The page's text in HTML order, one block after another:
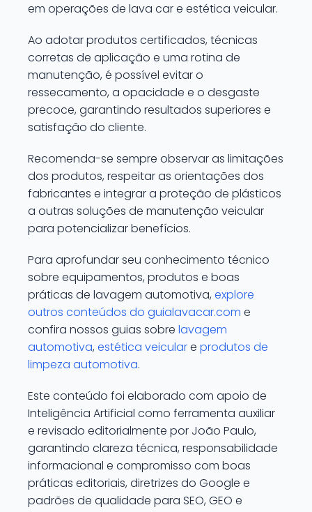
em operações de lava car e estética veicular.
Ao adotar produtos certificados, técnicas
corretas de aplicação e uma rotina de
manutenção, é possível evitar o
ressecamento, a opacidade e o desgaste
precoce, garantindo resultados superiores e
satisfação do cliente.
Recomenda-se sempre observar as limitações
dos produtos, respeitar as orientações dos
fabricantes e integrar a proteção de plásticos
a outras soluções de manutenção veicular
para potencializar benefícios.
Para aprofundar seu conhecimento técnico
sobre equipamentos, produtos e boas
práticas de lavagem automotiva, explore
outros conteúdos do guialavacar.com e
confira nossos guias sobre lavagem
automotiva, estética veiculare produtos de
limpeza automotiva.
Este conteúdo foi elaborado com apoio de
Inteligência Artificial como ferramenta auxiliar
e revisado editorialmente por João Paulo,
garantindo clareza técnica, responsabilidade
informacional e compromisso com boas
práticas editoriais, diretrizes do Google e
padrões de qualidade para SEO, GEO e